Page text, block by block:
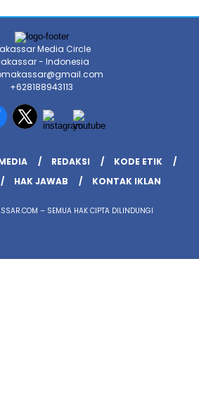
Media Circle
- Indonesia
+628188943113
REDAKSI
KODE ETIK
HAK JAWAB KONTAK IKLAN
– SEMUA HAK CIPTA DILINDUNGI